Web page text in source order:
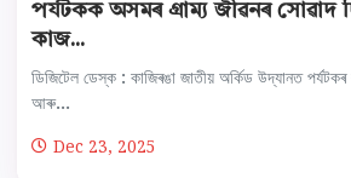
পৰ্যটকক অসমৰ গ্ৰাম্য জীৱনৰ সোৱাদ
কাজ...
ডিজিটেল ডেস্ক : কাজিৰঙা জাতীয় অর্কিড উদ্যানত
আৰু...
Dec 23, 2025